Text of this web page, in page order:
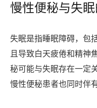
慢性便秘与失
失眠是指睡眠障碍，包
且导致白天疲倦和精神
秘可能与失眠存在一定
慢性便秘患者也同时伴